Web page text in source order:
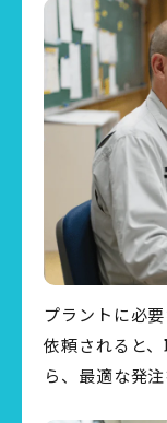
プラントに必
依頼されると
ら、最適な発